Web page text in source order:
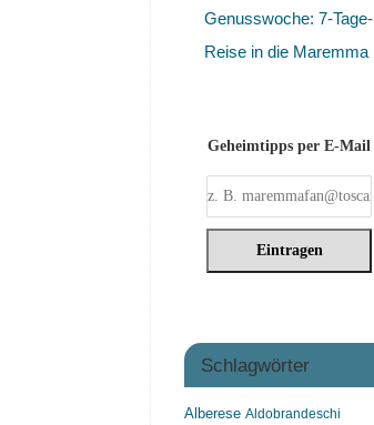
Genusswoche: 7-Tage-
Reise in die Maremma
Geheimtipps per E-Mail
Schlagwörter
Alberese Aldobrandeschi